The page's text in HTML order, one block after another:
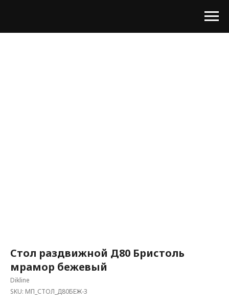
Стол раздвижной Д80 Бристоль
мрамор бежевый
Dikline
SKU: МП_СТОЛ_Д80БЕЖ-3